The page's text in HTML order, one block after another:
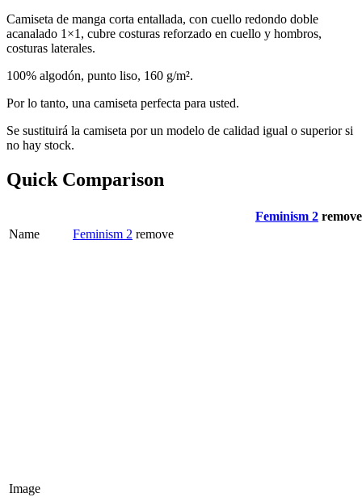
Camiseta de manga corta entallada, con cuello redondo doble
acanalado 1×1, cubre costuras reforzado en cuello y hombros,
costuras laterales.
100% algodón, punto liso, 160 g/m².
Por lo tanto, una camiseta perfecta para usted.
Se sustituirá la camiseta por un modelo de calidad igual o superior si
no hay stock.
Quick Comparison
Feminism 2 remove
Name
Feminism 2 remove
Image